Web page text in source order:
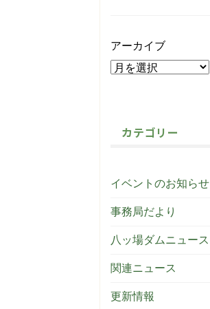
アーカイブ
カテゴリー
イベントのお知らせ
事務局だより
八ッ場ダムニュース
関連ニュース
更新情報